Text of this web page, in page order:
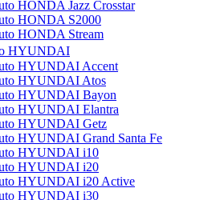
HONDA Jazz Crosstar
HONDA S2000
HONDA Stream
HYUNDAI
HYUNDAI Accent
HYUNDAI Atos
HYUNDAI Bayon
HYUNDAI Elantra
HYUNDAI Getz
HYUNDAI Grand Santa Fe
HYUNDAI i10
HYUNDAI i20
HYUNDAI i20 Active
HYUNDAI i30